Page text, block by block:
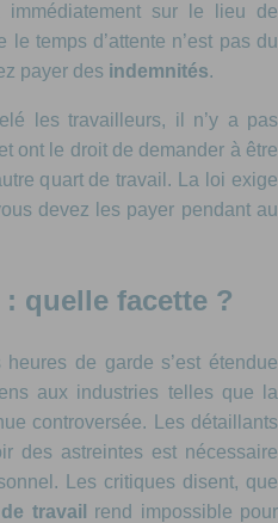
immédiatement sur le lieu de
temps d’attente n’est pas du
payer des indemnités.
les travailleurs, il n’y a pas
ont le droit de demander à être
quart de travail. La loi exige
devez les payer pendant au
: quelle facette ?
de garde s’est étendue
aux industries telles que la
controversée. Les détaillants
des astreintes est nécessaire
Les critiques disent, que
travail rend impossible pour